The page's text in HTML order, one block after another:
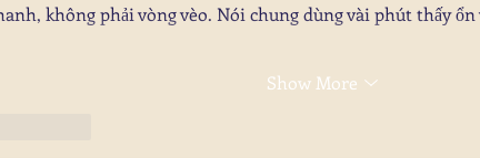
không phải vòng vèo. Nói chung dùng vài phút thấy ổn
Show More